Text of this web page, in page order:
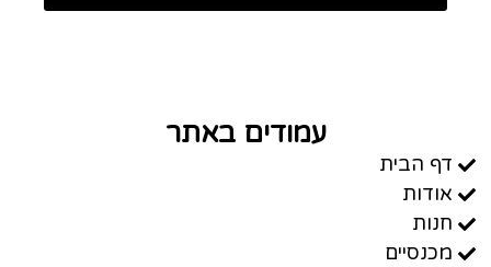
עמודים באתר
דף הבית
אודות
חנות
מכנסיים